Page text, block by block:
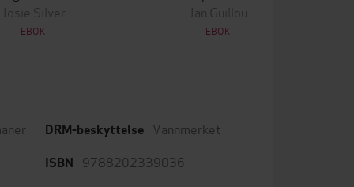
Josie Silver
EBOK
Jan Guillou
EBOK
DRM-beskyttelse Vannmerket
ISBN 9788202339036